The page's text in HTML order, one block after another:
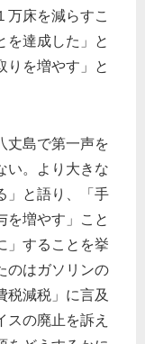
万床を減らすこ
を達成した」と
りを増やす」と
丈島で第一声を
い。より大きな
」と語り、「手
を増やす」こと
」することを挙
のはガソリンの
税減税」に言及
スの廃止を訴え